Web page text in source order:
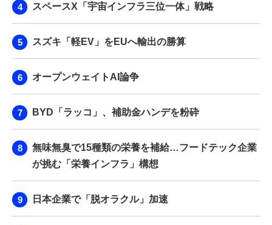
スペースX「宇宙インフラ三位一体」戦略
スズキ「軽EV」をEUへ輸出の勝算
オープンウェイトAI論争
BYD「ラッコ」、補助金ハンデを粉砕
無味無臭で15種類の栄養を補給…フードテック企業
が挑む「栄養インフラ」構想
日本企業で「脱オラクル」加速